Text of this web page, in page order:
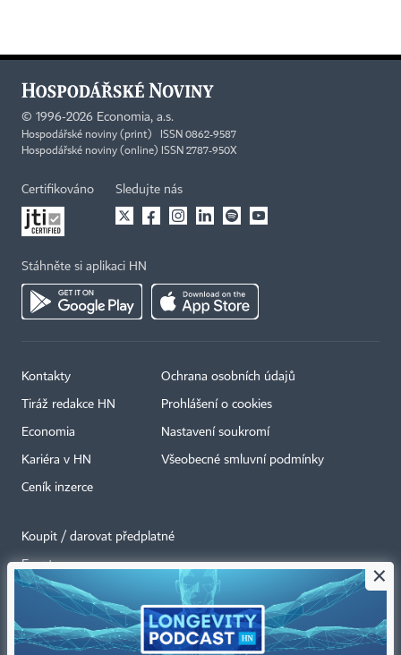
© 1996-2026 Economia, a.s.
Hospodářské noviny (print) ISSN 0862-9587
Hospodářské noviny (online) ISSN 2787-950X
Certifikováno Sledujte nás
Stáhněte si aplikaci HN
Kontakty
Tiráž redakce HN
Economia
Kariéra v HN
Ceník inzerce
Ochrana osobních údajů
Prohlášení o cookies
Nastavení soukromí
Všeobecné smluvní podmínky
Koupit / darovat předplatné
Eventy
Newslettery
×